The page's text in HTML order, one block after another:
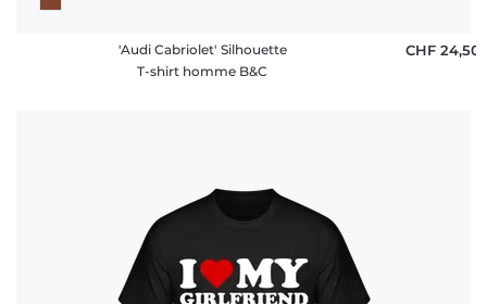
'Audi Cabriolet' Silhouette
T-shirt homme B&C
CHF 24,50